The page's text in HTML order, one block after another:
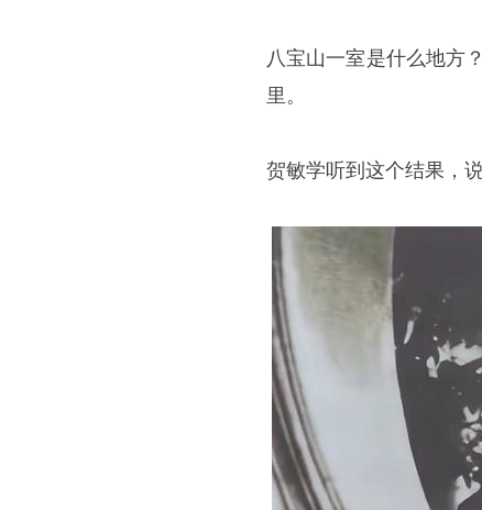
八宝山一室是什么地方
里。
贺敏学听到这个结果，